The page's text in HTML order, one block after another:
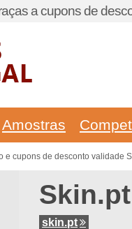
a cupons de
Amostras
e cupons de desconto validade
skin.pt